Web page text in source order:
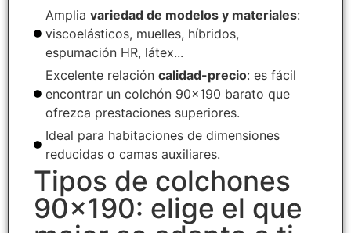
Amplia variedad de modelos y materiales:
viscoelásticos, muelles, híbridos,
espumación HR, látex...
Excelente relación calidad-precio: es fácil
encontrar un colchón 90x190 barato que
ofrezca prestaciones superiores.
Ideal para habitaciones de dimensiones
reducidas o camas auxiliares.
Tipos de colchones
90x190: elige el que